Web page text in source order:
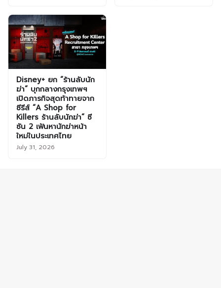
Disney+ ยก “ร้านลับนัก
ฆ่า” บุกกลางกรุงเทพฯ
เปิดภารกิจสุดท้าทายจาก
ซีรีส์ “A Shop for
Killers ร้านลับนักฆ่า” ซี
ซัน 2 เฟ้นหานักฆ่าหน้า
ใหม่ในประเทศไทย
July 31, 2026